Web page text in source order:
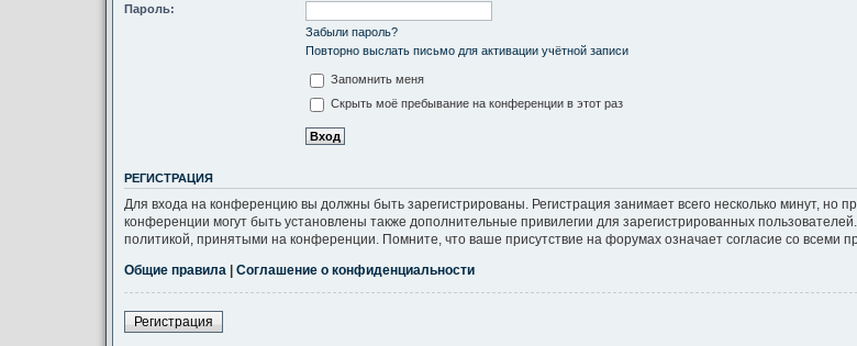
Пароль:
Забыли пароль?
Повторно выслать письмо для активации учётной записи
Запомнить меня
Скрыть моё пребывание на конференции в этот раз
РЕГИСТРАЦИЯ
Для входа на конференцию вы должны быть зарегистрированы. Регистрация занимает всего несколько минут, но
конференции могут быть установлены также дополнительные привилегии для зарегистрированных
политикой, принятыми на конференции. Помните, что ваше присутствие на форумах означает согласие со всеми
Общие правила | Соглашение о конфиденциальности
Регистрация